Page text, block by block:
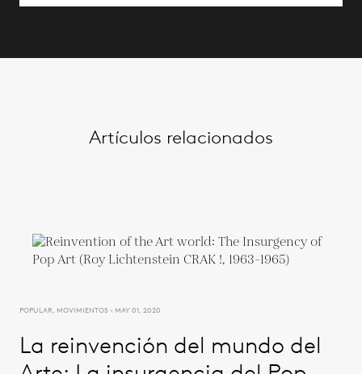
Artículos relacionados
POPULAR, MOVIMIENTOS - MAY 01, 2020
La reinvención del mundo del